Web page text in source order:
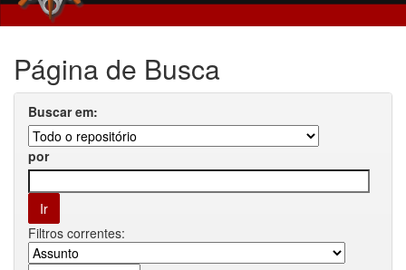
Página de Busca
Buscar em:
por
Filtros correntes: